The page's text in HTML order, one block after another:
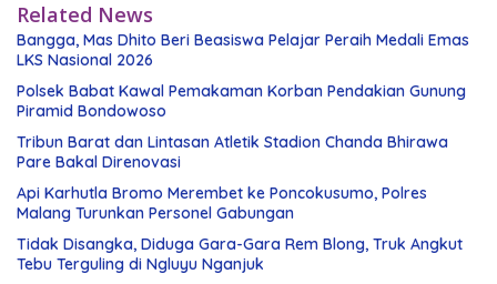
Related News
Bangga, Mas Dhito Beri Beasiswa Pelajar Peraih Medali Emas
LKS Nasional 2026
Polsek Babat Kawal Pemakaman Korban Pendakian Gunung
Piramid Bondowoso
Tribun Barat dan Lintasan Atletik Stadion Chanda Bhirawa
Pare Bakal Direnovasi
Api Karhutla Bromo Merembet ke Poncokusumo, Polres
Malang Turunkan Personel Gabungan
Tidak Disangka, Diduga Gara-Gara Rem Blong, Truk Angkut
Tebu Terguling di Ngluyu Nganjuk